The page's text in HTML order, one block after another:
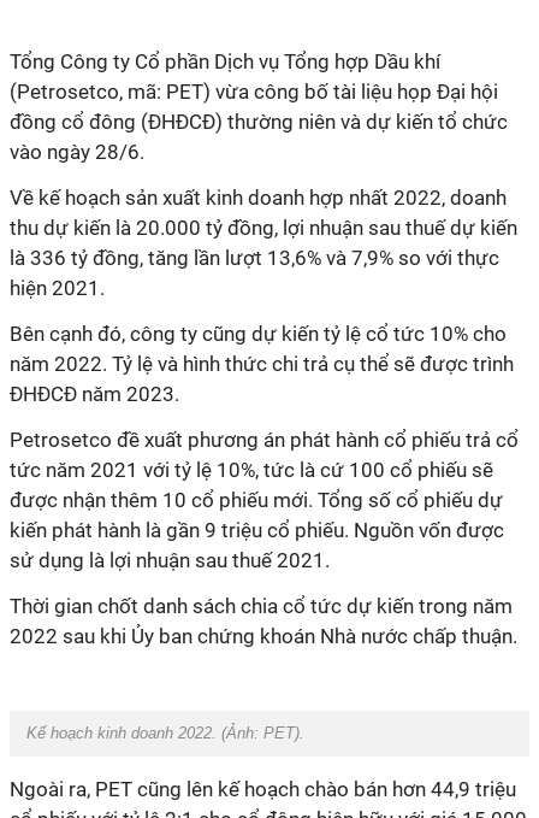
Tổng Công ty Cổ phần Dịch vụ Tổng hợp Dầu khí
(Petrosetco, mã: PET) vừa công bố tài liệu họp Đại hội
đồng cổ đông (ĐHĐCĐ) thường niên và dự kiến tổ chức
vào ngày 28/6.
Về kế hoạch sản xuất kinh doanh hợp nhất 2022, doanh
thu dự kiến là 20.000 tỷ đồng, lợi nhuận sau thuế dự kiến
là 336 tỷ đồng, tăng lần lượt 13,6% và 7,9% so với thực
hiện 2021.
Bên cạnh đó, công ty cũng dự kiến tỷ lệ cổ tức 10% cho
năm 2022. Tỷ lệ và hình thức chi trả cụ thể sẽ được trình
ĐHĐCĐ năm 2023.
Petrosetco đề xuất phương án phát hành cổ phiếu trả cổ
tức năm 2021 với tỷ lệ 10%, tức là cứ 100 cổ phiếu sẽ
được nhận thêm 10 cổ phiếu mới. Tổng số cổ phiếu dự
kiến phát hành là gần 9 triệu cổ phiếu. Nguồn vốn được
sử dụng là lợi nhuận sau thuế 2021.
Thời gian chốt danh sách chia cổ tức dự kiến trong năm
2022 sau khi Ủy ban chứng khoán Nhà nước chấp thuận.
Kế hoạch kinh doanh 2022. (Ảnh: PET).
Ngoài ra, PET cũng lên kế hoạch chào bán hơn 44,9 triệu